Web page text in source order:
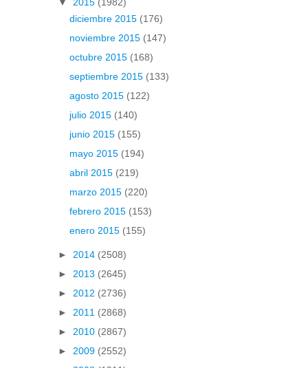
diciembre 2015 (176)
noviembre 2015 (147)
octubre 2015 (168)
septiembre 2015 (133)
agosto 2015 (122)
julio 2015 (140)
junio 2015 (155)
mayo 2015 (194)
abril 2015 (219)
marzo 2015 (220)
febrero 2015 (153)
enero 2015 (155)
► 2014 (2508)
► 2013 (2645)
► 2012 (2736)
► 2011 (2868)
► 2010 (2867)
► 2009 (2552)